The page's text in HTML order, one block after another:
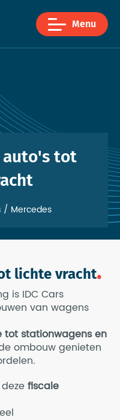
Menu
auto's tot
Mercedes
lichte vracht
is IDC Cars
van wagens
tot stationwagens en
ombouw genieten
fiscale